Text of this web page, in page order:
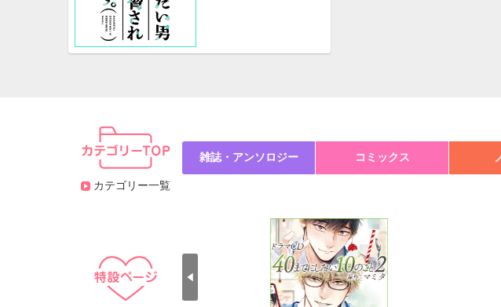
カテゴリー一覧
雑誌・アンソロジー コミックス